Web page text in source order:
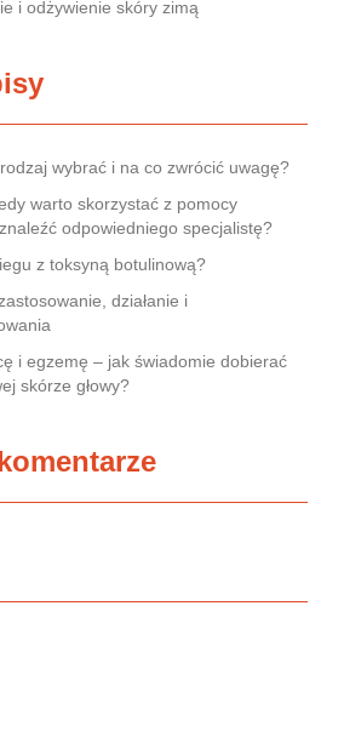
i odżywienie skóry zimą
wybrać i na co zwrócić uwagę?
warto skorzystać z pomocy
odpowiedniego specjalistę?
z toksyną botulinową?
działanie i
i egzemę – jak świadomie dobierać
skórze głowy?